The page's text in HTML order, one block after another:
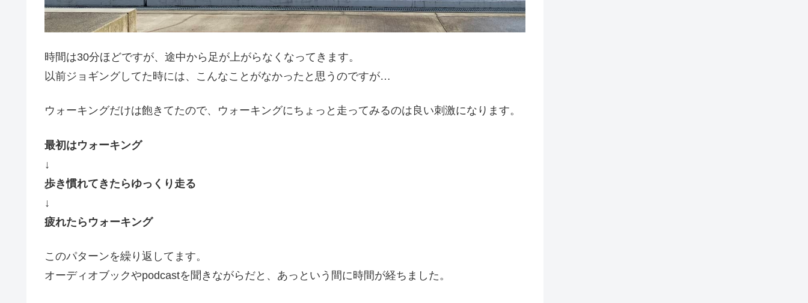
時間は30分ほどですが、途中から足が上がらなくなってきます。
以前ジョギングしてた時には、こんなことがなかったと思うのですが…
ウォーキングだけは飽きてたので、ウォーキングにちょっと走ってみるのは良い刺激になります。
最初はウォーキング
↓
歩き慣れてきたらゆっくり走る
↓
疲れたらウォーキング
このパターンを繰り返してます。
オーディオブックやpodcastを聞きながらだと、あっという間に時間が経ちました。